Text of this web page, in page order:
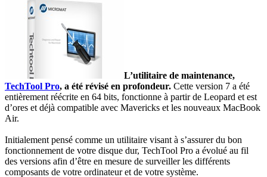
L’utilitaire de maintenance,
TechTool Pro, a été révisé en profondeur. Cette version 7 a été
entièrement réécrite en 64 bits, fonctionne à partir de Leopard et est
d’ores et déjà compatible avec Mavericks et les nouveaux MacBook
Air.
Initialement pensé comme un utilitaire visant à s’assurer du bon
fonctionnement de votre disque dur, TechTool Pro a évolué au fil
des versions afin d’être en mesure de surveiller les différents
composants de votre ordinateur et de votre système.